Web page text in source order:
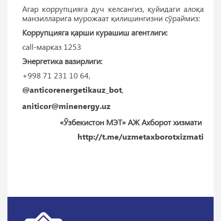
Агар коррупцияга дуч келсангиз, қуйидаги алоқа
манзилларига мурожаат қилишингизни сўраймиз:
Коррупцияга қарши курашиш агентлиги:
call-марказ 1253
Энергетика вазирлиги:
+998 71 231 10 64,
@anticorenergetikauz_bot,
aniticor@minenergy.uz
«Ўзбекистон МЭТ» АЖ Ахборот хизмати
http://t.me/uzmetaxborotxizmati